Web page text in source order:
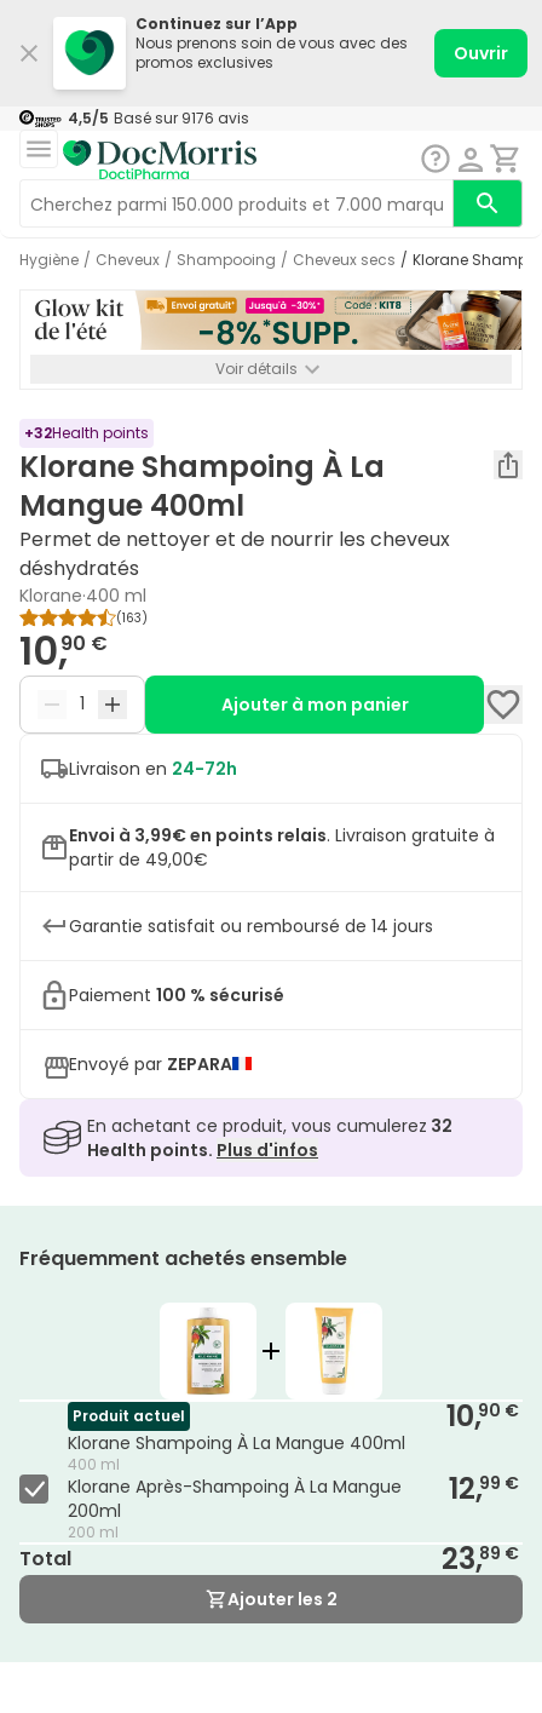
Continuez sur l’App
Nous prenons soin de vous avec des
promos exclusives
Ouvrir
4,5/5 Basé sur 9176 avis
Hygiène / Cheveux / Shampooing / Cheveux secs / Klorane
Voir détails
+32Health points
Klorane Shampoing À La
Mangue 400ml
Permet de nettoyer et de nourrir les cheveux
déshydratés
Klorane·400 ml
(163)
10,90 €
Ajouter à mon panier
Livraison en 24-72h
Envoi à 3,99€ en points relais. Livraison gratuite à
partir de 49,00€
Garantie satisfait ou remboursé de 14 jours
Paiement 100 % sécurisé
Envoyé par ZEPARA
En achetant ce produit, vous cumulerez 32
Health points. Plus d'infos
Fréquemment achetés ensemble
Produit actuel
Klorane Shampoing À La Mangue 400ml
400 ml
10,90 €
Klorane Après-Shampoing À La Mangue
200ml
200 ml
12,99 €
Total 23,89 €
Ajouter les 2